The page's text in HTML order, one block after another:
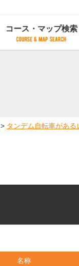
コース・マップ検索
> タンデム自転車があ
名称